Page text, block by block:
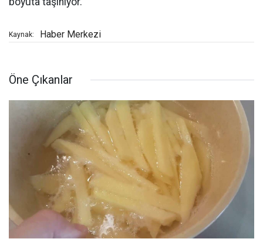
Kaynak: Haber Merkezi
Öne Çıkanlar